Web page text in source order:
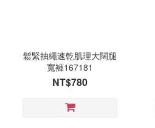
鬆緊抽繩速乾肌理大闊腿
寬褲167181
NT$780